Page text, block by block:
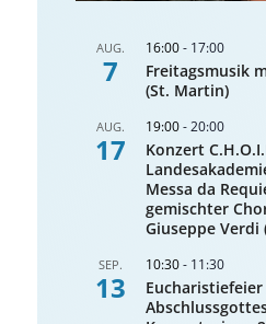
AUG.
7
16:00- 17:00
Freitagsmusik
(St. Martin)
AUG.
17
19:00-20:00
Konzert
Messa da
gemischter
Giuseppe Verdi
SEP.
13
10:30- 11:30
Eucharistiefeier